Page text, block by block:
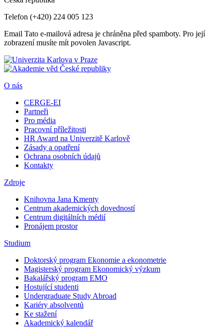
Telefon (+420) 224 005 123
Email Tato e-mailová adresa je chráněna před spamboty. Pro její
zobrazení musíte mít povolen Javascript.
O nás
CERGE-EI
Partneři
Pro média
Pracovní příležitosti
HR Award na Univerzitě Karlově
Zásady a opatření
Ochrana osobních údajů
Kontakty
Zdroje
Knihovna Jana Kmenty
Centrum akademických dovedností
Centrum digitálních médií
Pronájem prostor
Studium
Doktorský program Ekonomie a ekonometrie
Magisterský program Ekonomický výzkum
Bakalářský program EMO
Hostující studenti
Undergraduate Study Abroad
Kariéry absolventů
Ke stažení
Akademický kalendář